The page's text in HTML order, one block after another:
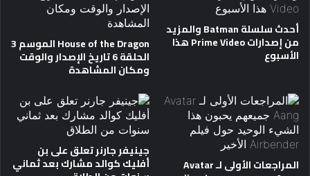
أحدث سلسلة Batman والمزيد
من إصدارات Prime Video هذا
الأسبوع
House of the Dragon الموسم 3
الحلقة 6 تاريخ الإصدار والوقت
ومكان المشاهدة
المراجعات الأولى لـ Avatar
جينيفر جارنر تعلق على بن
أفليك كوالد مشارك بعد ثماني